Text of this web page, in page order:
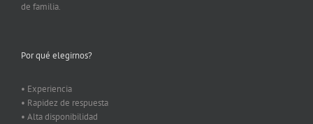
de familia.
Por qué elegirnos?
• Experiencia
• Rapidez de respuesta
• Alta disponibilidad